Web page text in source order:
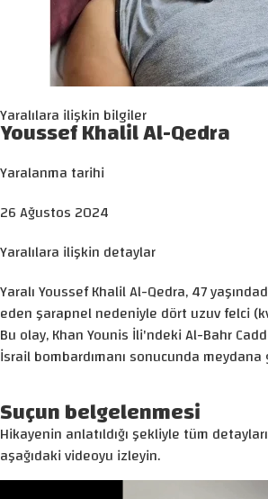
Yaralılara ilişkin bilgiler
Youssef Khalil Al-Qedra
Yaralanma tarihi
26 Ağustos 2024
Yaralılara ilişkin detaylar
Yaralı Youssef Khalil Al-Qedra, 47
eden şarapnel nedeniyle dört uzuv felci
Bu olay, Khan Younis İli'ndeki Al-Bahr
İsrail bombardımanı sonucunda
Suçun belgelenmesi
Hikayenin anlatıldığı şekliyle tüm
aşağıdaki videoyu izleyin.